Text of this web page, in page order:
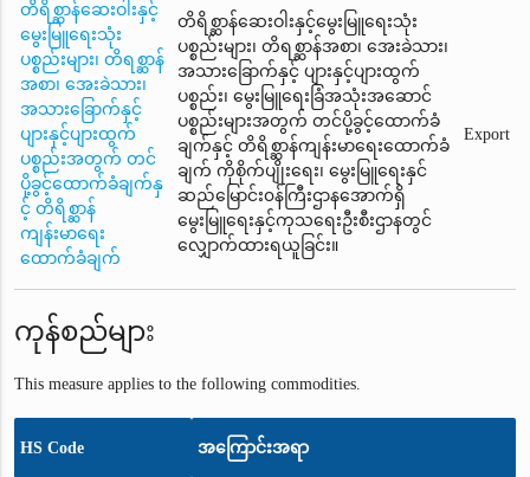
တိရိစ္ဆာန်ဆေးဝါးနှင့်
မွေးမြူရေးသုံး
ပစ္စည်းများ၊ တိရစ္ဆာန်
အစာ၊ အေးခဲသား၊
အသားခြောက်နှင့်
ပျားနှင့်ပျားထွက်
ပစ္စည်းအတွက် တင်
ပို့ခွင့်ထောက်ခံချက်နှ
င့် တိရိစ္ဆာန်
ကျန်းမာရေး
ထောက်ခံချက်
တိရိစ္ဆာန်ဆေးဝါးနှင့်မွေးမြူရေးသုံး
ပစ္စည်းများ၊ တိရစ္ဆာန်အစာ၊ အေးခဲသား၊
အသားခြောက်နှင့် ပျားနှင့်ပျားထွက်
ပစ္စည်း၊ မွေးမြူရေးခြံအသုံးအဆောင်
ပစ္စည်းများအတွက် တင်ပို့ခွင့်ထောက်ခံ
ချက်နှင့် တိရိစ္ဆာန်ကျန်းမာရေးထောက်ခံ
ချက် ကိုစိုက်ပျိုးရေး၊ မွေးမြူရေးနှင်
ဆည်မြောင်း၀န်ကြီးဌာနအောက်ရှိ
မွေးမြူရေးနှင့်ကုသရေးဦးစီးဌာနတွင်
လျှောက်ထားရယူခြင်း။
Export
ကုန်စည်များ
This measure applies to the following commodities.
HS Code အကြောင်းအရာ